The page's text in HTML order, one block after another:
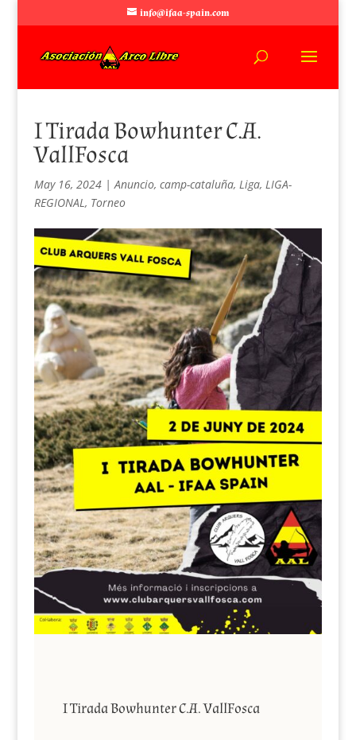
info@ifaa-spain.com
I Tirada Bowhunter C.A.
VallFosca
May 16, 2024|Anuncio, camp-cataluña, Liga, LIGA-
REGIONAL, Torneo
I Tirada Bowhunter C.A. VallFosca